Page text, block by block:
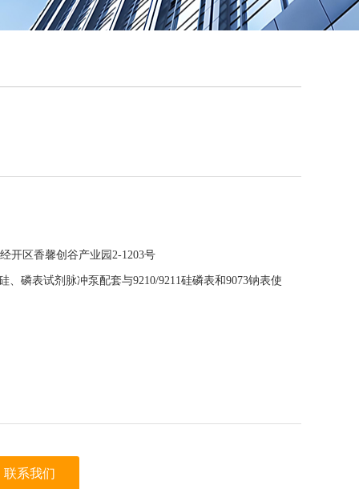
在线咨
QQ
开区香馨创谷产业园2-1203号
、磷表试剂脉冲泵配套与9210/9211硅磷表和9073钠表使
联系我们